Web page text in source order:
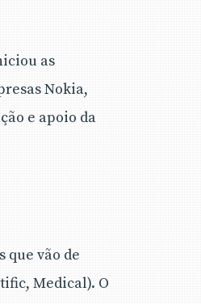
as
Nokia,
e apoio da
que vão de
Medical). O